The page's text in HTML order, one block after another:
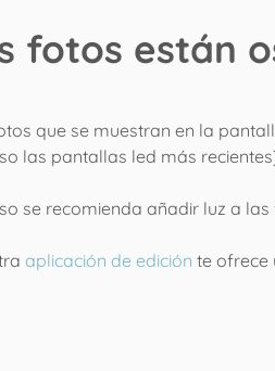
fotos están
que se muestran en la
las pantallas led más
se recomienda añadir luz a
aplicación de edición te ofrece